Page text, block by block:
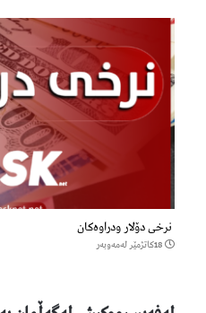
نرخی دۆلار ودراوەکان
18كاتژمێر لەمەوبەر